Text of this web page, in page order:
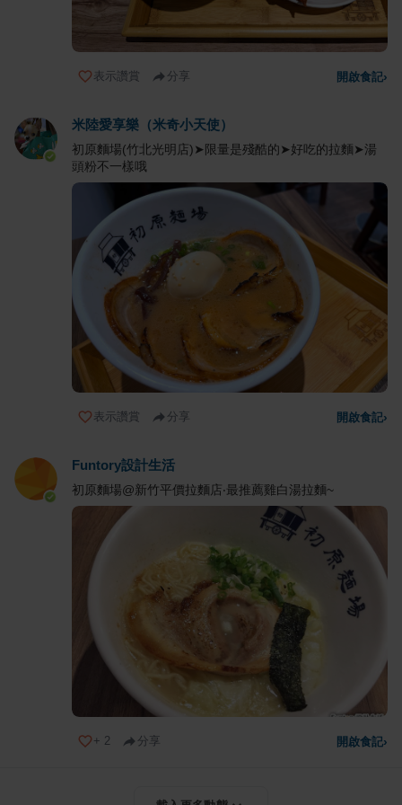
表示讚賞 分享 開啟食記›
米陸愛享樂（米奇小天使）
初原麵場(竹北光明店)➤限量是殘酷的➤好吃的拉麵➤湯
頭粉不一樣哦
表示讚賞 分享 開啟食記›
Funtory設計生活
初原麵場@新竹平價拉麵店‧最推薦雞白湯拉麵~
+ 2 分享 開啟食記›